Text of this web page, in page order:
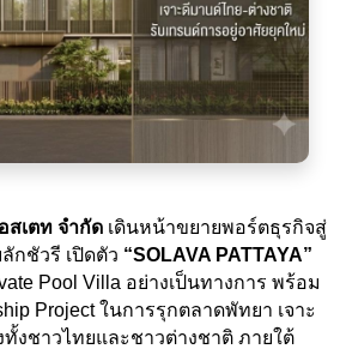
สเตท จำกัด เดินหน้าขยายพอร์ตธุรกิจสู่
กชัวรี เปิดตัว “SOLAVA PATTAYA”
Pool Villa อย่างเป็นทางการ พร้อม
Project ในการรุกตลาดพัทยา เจาะ
งชาวไทยและชาวต่างชาติ ภายใต้